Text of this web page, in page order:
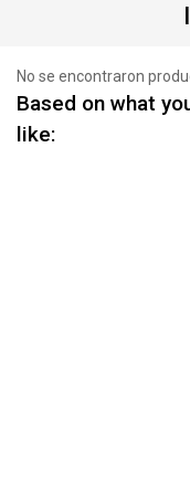
No se encontraron
Based on what
like: